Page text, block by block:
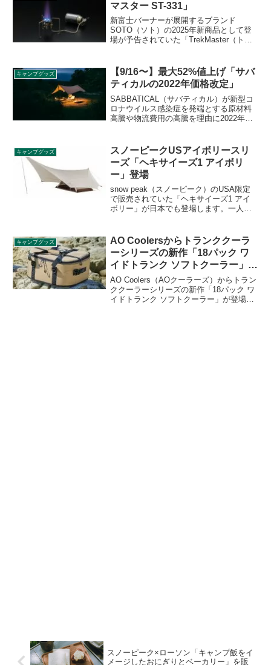
マスター ST-331」
新富士バーナーが展開するブランド
SOTO（ソト）の2025年新商品として登
場が予告されていた「TrekMaster（トレ
トな山岳向け分離型ストーブで、ドロッ
プダウンによる火力低下が起きにくく、
安定した火力で使うことができます。詳
細をレビューします。
キャンプグッズ
【9/16〜】最大52%値上げ「サバ
ティカルの2022年価格改定」
SABBATICAL（サバティカル）が新型コ
ロナウイルス感染症を発端とする原材料
高騰や物流費用の高騰を理由に2022年の
サリー製品で、新価格は2022年9月16日よ
り適用されます。詳細をレビューしま
す。
キャンプグッズ
スノーピークUSアイボリースリ
ーズ「ヘキサイーズ1 アイボリ
ー」登場
snow peak（スノーピーク）のUSA限定
で販売されていた「ヘキサイーズ1 アイ
ボリー」が日本でも登場します。一人の
ーバージョンです。詳細をレビューしま
す。
キャンプグッズ
AO Coolersからトランククーラ
ーシリーズの新作「18パック ワ
イドトランク ソフトクーラー」登
場
AO Coolers（AOクーラーズ）からトラン
ククーラーシリーズの新作「18パック ワ
イドトランク ソフトクーラー」が登場し
スノーピーク×ローソン「キャンプ飯をイ
メージしたおにぎりとベーカリー」を販